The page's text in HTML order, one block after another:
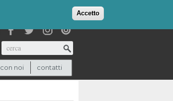
Accetto
(0)
Cerca
noi contatti